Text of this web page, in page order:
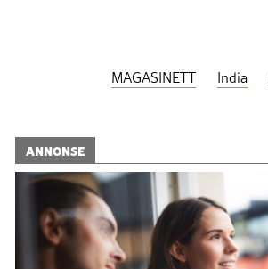
PRESS – Redd barna
Ung i EuropaMAGASINETT India
ANNONSE